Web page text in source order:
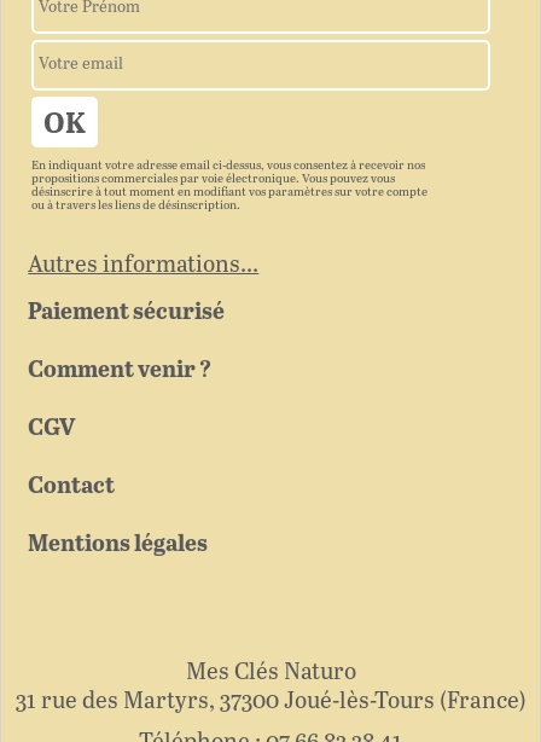
En indiquant votre adresse email ci-dessus, vous consentez à recevoir nos
propositions commerciales par voie électronique. Vous pouvez vous
désinscrire à tout moment en modifiant vos paramètres sur votre compte
ou à travers les liens de désinscription.
Autres informations...
Paiement sécurisé
Comment venir ?
CGV
Contact
Mentions légales
Mes Clés Naturo
31 rue des Martyrs 37300 Joué-lès-Tours France